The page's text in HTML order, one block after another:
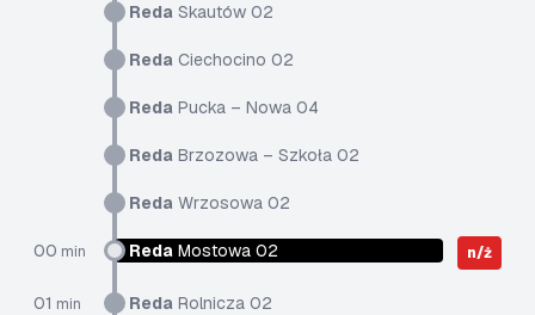
Reda Skautów 02
Reda Ciechocino 02
Reda Pucka – Nowa 04
Reda Brzozowa – Szkoła 02
Reda Wrzosowa 02
00 min Reda Mostowa 02 n/ż
01 min Reda Rolnicza 02